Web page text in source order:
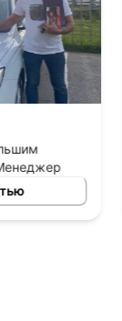
авто